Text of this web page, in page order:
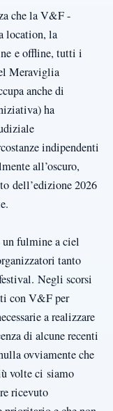
che la V&F -
location, la
e offline, tutti i
Meraviglia
anche di
ha
indipendenti
all’oscuro,
dell’edizione 2026
previste.
un fulmine a ciel
tanto
Negli scorsi
con V&F per
a realizzare
di alcune recenti
ovviamente che
volte ci siamo
ricevuto